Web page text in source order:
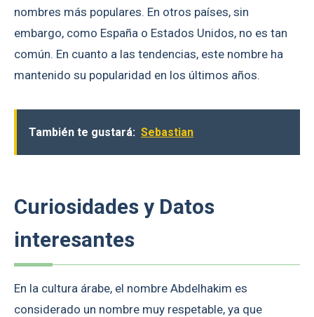
nombres más populares. En otros países, sin
embargo, como España o Estados Unidos, no es tan
común. En cuanto a las tendencias, este nombre ha
mantenido su popularidad en los últimos años.
También te gustará: Sebastian
Curiosidades y Datos
interesantes
En la cultura árabe, el nombre Abdelhakim es
considerado un nombre muy respetable, ya que